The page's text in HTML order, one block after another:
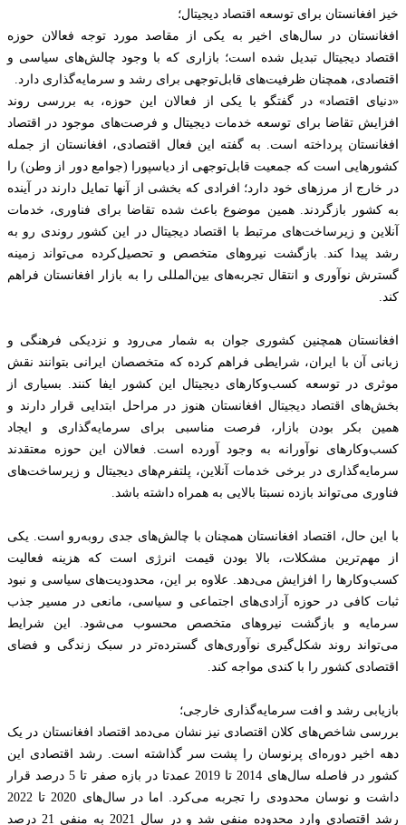
خیز افغانستان برای توسعه اقتصاد دیجیتال؛
افغانستان در سال‌های اخیر به یکی از مقاصد مورد توجه فعالان حوزه
اقتصاد دیجیتال تبدیل شده است؛ بازاری که با وجود چالش‌های سیاسی و
اقتصادی، همچنان ظرفیت‌های قابل‌توجهی برای رشد و سرمایه‌گذاری دارد.
«دنیای اقتصاد» در گفتگو با یکی از فعالان این حوزه، به بررسی روند
افزایش تقاضا برای توسعه خدمات دیجیتال و فرصت‌های موجود در اقتصاد
افغانستان پرداخته است. به گفته این فعال اقتصادی، افغانستان از جمله
کشورهایی است که جمعیت قابل‌توجهی از دیاسپورا (جوامع دور از وطن) را
در خارج از مرزهای خود دارد؛ افرادی که بخشی از آنها تمایل دارند در آینده
به کشور بازگردند. همین موضوع باعث شده تقاضا برای فناوری، خدمات
آنلاین و زیرساخت‌های مرتبط با اقتصاد دیجیتال در این کشور روندی رو به
رشد پیدا کند. بازگشت نیروهای متخصص و تحصیل‌کرده می‌تواند زمینه
گسترش نوآوری و انتقال تجربه‌های بین‌المللی را به بازار افغانستان فراهم
کند.
افغانستان همچنین کشوری جوان به شمار می‌رود و نزدیکی فرهنگی و
زبانی آن با ایران، شرایطی فراهم کرده که متخصصان ایرانی بتوانند نقش
موثری در توسعه کسب‌وکارهای دیجیتال این کشور ایفا کنند. بسیاری از
بخش‌های اقتصاد دیجیتال افغانستان هنوز در مراحل ابتدایی قرار دارند و
همین بکر بودن بازار، فرصت مناسبی برای سرمایه‌گذاری و ایجاد
کسب‌وکارهای نوآورانه به وجود آورده است. فعالان این حوزه معتقدند
سرمایه‌گذاری در برخی خدمات آنلاین، پلتفرم‌های دیجیتال و زیرساخت‌های
فناوری می‌تواند بازده نسبتا بالایی به همراه داشته باشد.
با این حال، اقتصاد افغانستان همچنان با چالش‌های جدی روبه‌رو است. یکی
از مهم‌ترین مشکلات، بالا بودن قیمت انرژی است که هزینه فعالیت
کسب‌وکارها را افزایش می‌دهد. علاوه بر این، محدودیت‌های سیاسی و نبود
ثبات کافی در حوزه آزادی‌های اجتماعی و سیاسی، مانعی در مسیر جذب
سرمایه و بازگشت نیروهای متخصص محسوب می‌شود. این شرایط
می‌تواند روند شکل‌گیری نوآوری‌های گسترده‌تر در سبک زندگی و فضای
اقتصادی کشور را با کندی مواجه کند.
بازیابی رشد و افت سرمایه‌گذاری خارجی؛
بررسی شاخص‌های کلان اقتصادی نیز نشان می‌دهد اقتصاد افغانستان در یک
دهه اخیر دوره‌ای پرنوسان را پشت سر گذاشته است. رشد اقتصادی این
کشور در فاصله سال‌های 2014 تا 2019 عمدتا در بازه صفر تا 5 درصد قرار
داشت و نوسان محدودی را تجربه می‌کرد. اما در سال‌های 2020 تا 2022
رشد اقتصادی وارد محدوده منفی شد و در سال 2021 به منفی 21 درصد